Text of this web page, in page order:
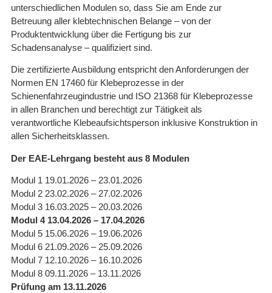
unterschiedlichen Modulen so, dass Sie am Ende zur
Betreuung aller klebtechnischen Belange – von der
Produktentwicklung über die Fertigung bis zur
Schadensanalyse – qualifiziert sind.
Die zertifizierte Ausbildung entspricht den Anforderungen der
Normen EN 17460 für Klebeprozesse in der
Schienenfahrzeugindustrie und ISO 21368 für Klebeprozesse
in allen Branchen und berechtigt zur Tätigkeit als
verantwortliche Klebeaufsichtsperson inklusive Konstruktion in
allen Sicherheitsklassen.
Der EAE-Lehrgang besteht aus 8 Modulen
Modul 1 19.01.2026 – 23.01.2026
Modul 2 23.02.2026 – 27.02.2026
Modul 3 16.03.2025 – 20.03.2026
Modul 4 13.04.2026 – 17.04.2026
Modul 5 15.06.2026 – 19.06.2026
Modul 6 21.09.2026 – 25.09.2026
Modul 7 12.10.2026 – 16.10.2026
Modul 8 09.11.2026 – 13.11.2026
Prüfung am 13.11.2026